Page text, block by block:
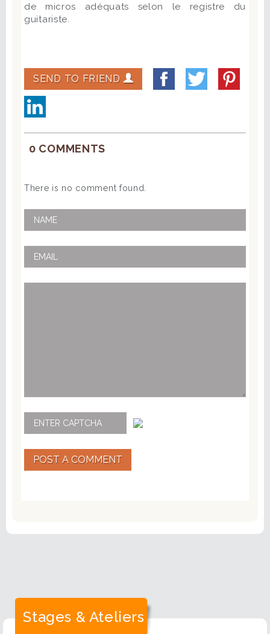
de micros adéquats selon le registre du
guitariste.
SEND TO FRIEND
0 COMMENTS
There is no comment found.
POST A COMMENT
Stages & Ateliers